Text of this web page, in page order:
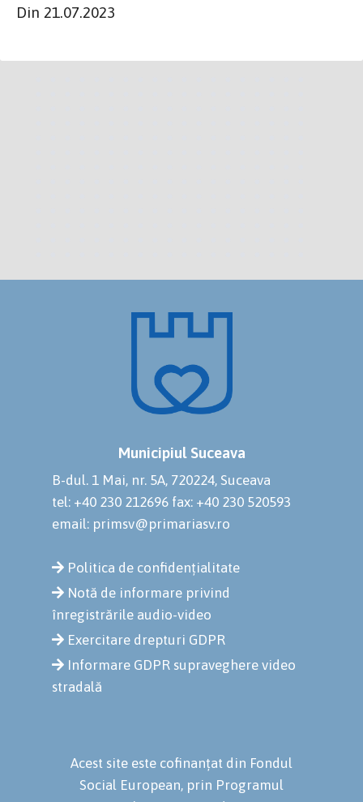
Din 21.07.2023
Municipiul Suceava
B-dul. 1 Mai, nr. 5A, 720224, Suceava
tel: +40 230 212696 fax: +40 230 520593
email: primsv@primariasv.ro
Politica de confidențialitate
Notă de informare privind
înregistrările audio-video
Exercitare drepturi GDPR
Informare GDPR supraveghere video
stradală
Acest site este cofinanțat din Fondul
Social European, prin Programul